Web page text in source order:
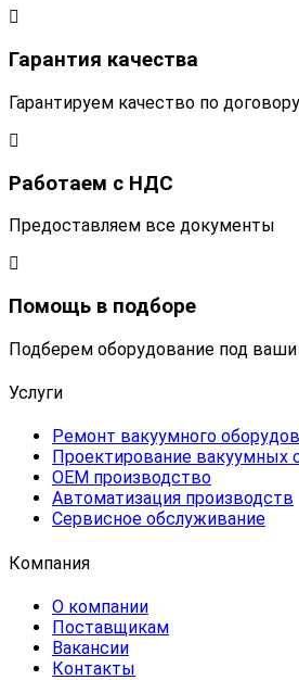
Гарантия качества
Гарантируем качество по договору
Работаем с НДС
Предоставляем все документы
Помощь в подборе
Подберем оборудование под ваши
Услуги
Ремонт вакуумного
Проектирование вакуумных
OEM производство
Автоматизация производств
Сервисное обслуживание
Компания
О компании
Поставщикам
Вакансии
Контакты